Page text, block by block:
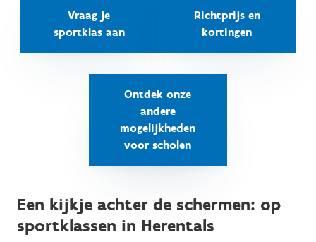
Vraag je
sportklas aan
Richtprijs en
kortingen
Ontdek onze
andere
mogelijkheden
voor scholen
Een kijkje achter de schermen: op
sportklassen in Herentals